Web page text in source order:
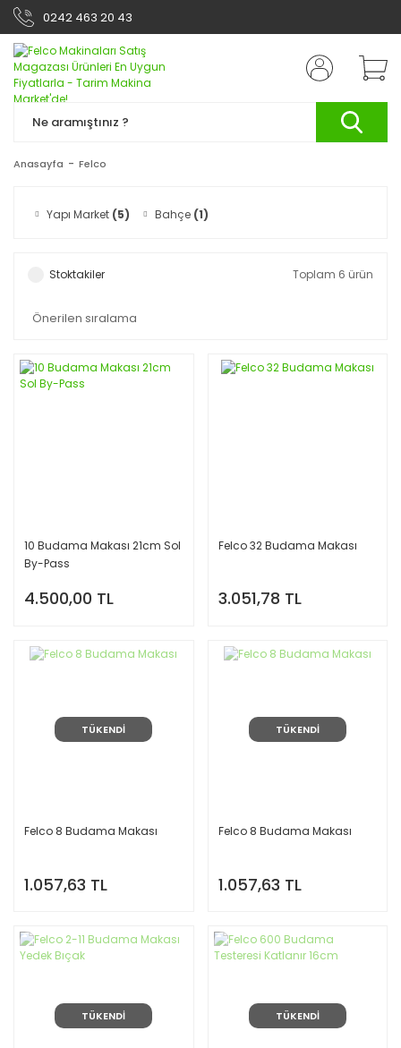
0242 463 20 43
Anasayfa Felco
Yapı Market (5) Bahçe (1)
Stoktakiler Toplam 6 ürün
10 Budama Makası 21cm Sol
By-Pass
4.500,00 TL
Felco 32 Budama Makası
3.051,78 TL
TÜKENDİ
Felco 8 Budama Makası
1.057,63 TL
TÜKENDİ
Felco 8 Budama Makası
1.057,63 TL
TÜKENDİ TÜKENDİ